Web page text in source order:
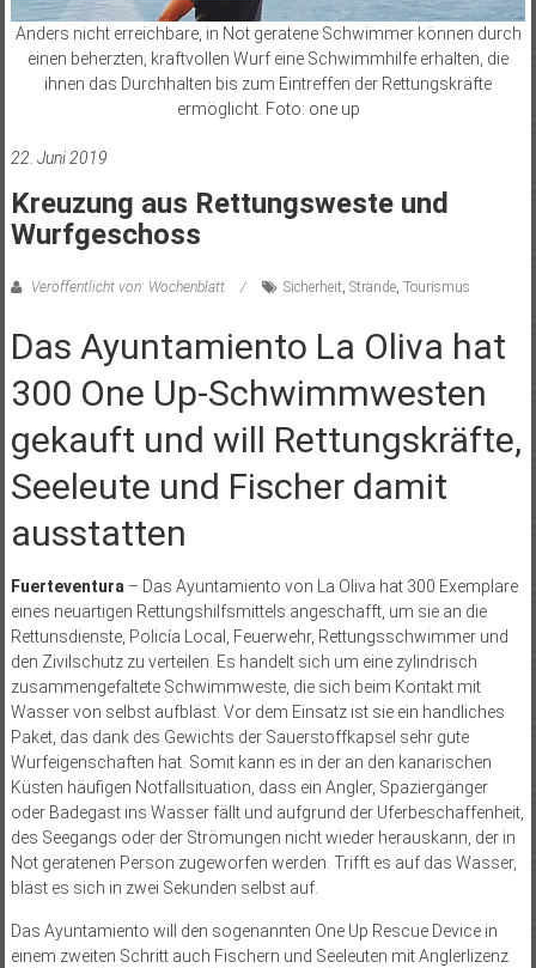
Anders nicht erreichbare, in Not geratene Schwimmer können durch
einen beherzten, kraftvollen Wurf eine Schwimmhilfe erhalten, die
ihnen das Durchhalten bis zum Eintreffen der Rettungskräfte
ermöglicht. Foto: one up
22. Juni 2019
Kreuzung aus Rettungsweste und
Wurfgeschoss
Veröffentlicht von: Wochenblatt Sicherheit, Strände, Tourismus
Das Ayuntamiento La Oliva hat
300 One Up-Schwimmwesten
gekauft und will Rettungskräfte,
Seeleute und Fischer damit
ausstatten
Fuerteventura– Das Ayuntamiento von La Oliva hat 300 Exemplare
eines neuartigen Rettungshilfsmittels angeschafft, um sie an die
Rettunsdienste, Policía Local, Feuerwehr, Rettungsschwimmer und
den Zivilschutz zu verteilen. Es handelt sich um eine zylindrisch
zusammengefaltete Schwimmweste, die sich beim Kontakt mit
Wasser von selbst aufbläst. Vor dem Einsatz ist sie ein handliches
Paket, das dank des Gewichts der Sauerstoffkapsel sehr gute
Wurfeigenschaften hat. Somit kann es in der an den kanarischen
Küsten häufigen Notfallsituation, dass ein Angler, Spaziergänger
oder Badegast ins Wasser fällt und aufgrund der Uferbeschaffenheit,
des Seegangs oder der Strömungen nicht wieder herauskann, der in
Not geratenen Person zugeworfen werden. Trifft es auf das Wasser,
bläst es sich in zwei Sekunden selbst auf.
Das Ayuntamiento will den sogenannten One Up Rescue Device in
einem zweiten Schritt auch Fischern und Seeleuten mit Anglerlizenz